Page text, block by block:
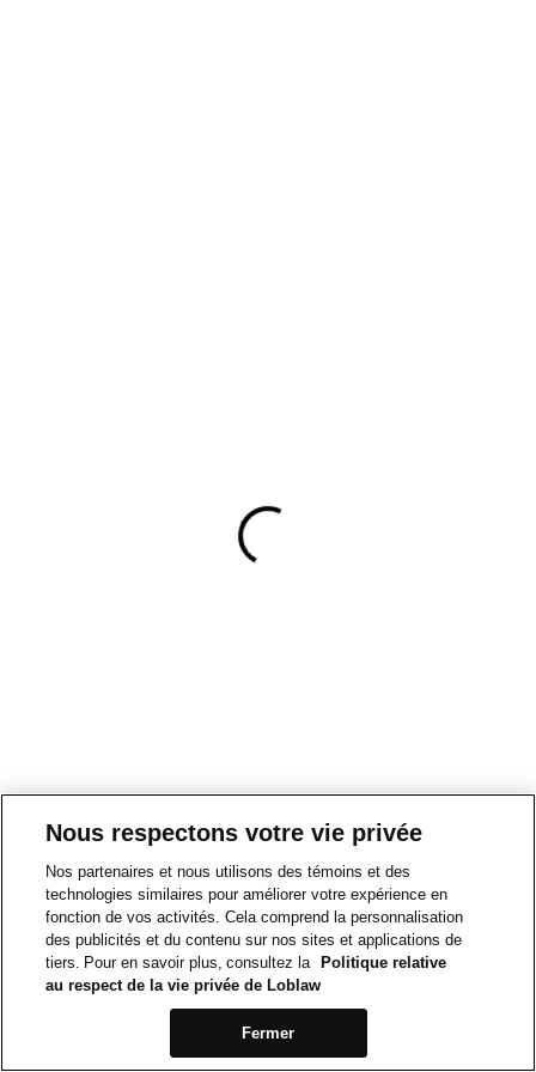
Nous respectons votre vie privée
Nos partenaires et nous utilisons des témoins et des
technologies similaires pour améliorer votre expérience en
fonction de vos activités. Cela comprend la personnalisation
des publicités et du contenu sur nos sites et applications de
tiers. Pour en savoir plus, consultez la
Politique relative
au respect de la vie privée de Loblaw
Fermer